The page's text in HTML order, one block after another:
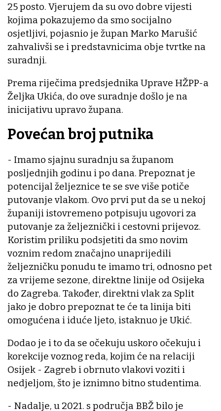
25 posto. Vjerujem da su ovo dobre vijesti
kojima pokazujemo da smo socijalno
osjetljivi, pojasnio je župan Marko Marušić
zahvalivši se i predstavnicima obje tvrtke na
suradnji.
Prema riječima predsjednika Uprave HŽPP-a
Željka Ukića, do ove suradnje došlo je na
inicijativu upravo župana.
Povećan broj putnika
- Imamo sjajnu suradnju sa županom
posljednjih godinu i po dana. Prepoznat je
potencijal željeznice te se sve više potiče
putovanje vlakom. Ovo prvi put da se u nekoj
županiji istovremeno potpisuju ugovori za
putovanje za željeznički i cestovni prijevoz.
Koristim priliku podsjetiti da smo novim
voznim redom značajno unaprijedili
željezničku ponudu te imamo tri, odnosno pet
za vrijeme sezone, direktne linije od Osijeka
do Zagreba. Također, direktni vlak za Split
jako je dobro prepoznat te će ta linija biti
omogućena i iduće ljeto, istaknuo je Ukić.
Dodao je i to da se očekuju uskoro očekuju i
korekcije voznog reda, kojim će na relaciji
Osijek - Zagreb i obrnuto vlakovi voziti i
nedjeljom, što je iznimno bitno studentima.
- Nadalje, u 2021. s područja BBŽ bilo je